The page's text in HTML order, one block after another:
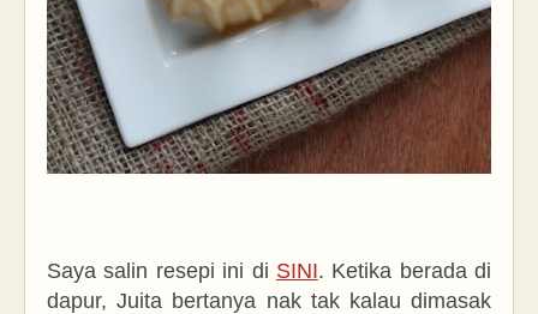
Saya salin resepi ini di SINI. Ketika berada di
dapur, Juita bertanya nak tak kalau dimasak